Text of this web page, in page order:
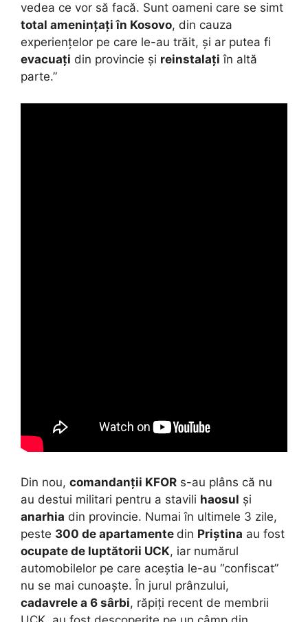
vedea ce vor să facă. Sunt oameni care se simt
total amenințați în Kosovo, din cauza
experiențelor pe care le-au trăit, și ar putea fi
evacuați din provincie și reinstalați în altă
parte.”
Din nou, comandanții KFOR s-au plâns că nu
au destui militari pentru a stavili haosul și
anarhia din provincie. Numai în ultimele 3 zile,
peste 300 de apartamente din Priștina au fost
ocupate de luptătorii UCK, iar numărul
automobilelor pe care aceștia le-au “confiscat”
nu se mai cunoaște. În jurul prânzului,
cadavrele a 6 sârbi, răpiți recent de membrii